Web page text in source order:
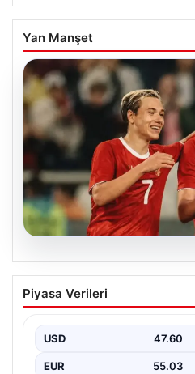
Yan Manşet
05.08.2026
Aleksey
İddialarına Yöneşli
genç futbolcu Aleksey
Piyasa Verileri
USD 47.60
EUR 55.03